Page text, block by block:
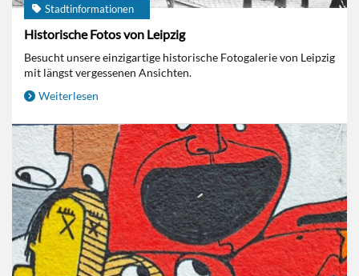
Stadtinformationen
Historische Fotos von Leipzig
Besucht unsere einzigartige historische Fotogalerie von Leipzig
mit längst vergessenen Ansichten.
Weiterlesen